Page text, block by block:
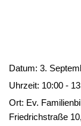
Datum: 3.
Uhrzeit: 10:00 -
Ort: Ev.
Friedrichstraße